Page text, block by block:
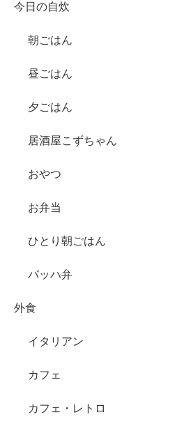
今日の自炊
朝ごはん
昼ごはん
夕ごはん
居酒屋こずちゃん
おやつ
お弁当
ひとり朝ごはん
バッハ弁
外食
イタリアン
カフェ
カフェ・レトロ